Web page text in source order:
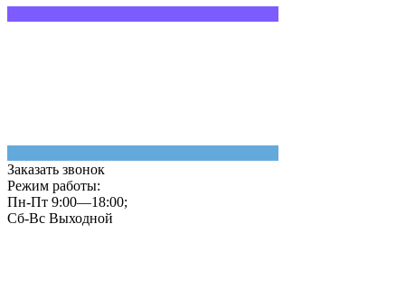
Заказать звонок
Режим работы:
Пн-Пт 9:00—18:00;
Сб-Вс Выходной